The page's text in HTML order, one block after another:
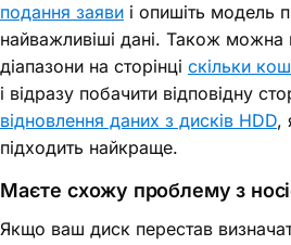
подання заяви і опишіть модель
найважливіші дані. Також можна
діапазони на сторінці скільки
і відразу побачити відповідну
відновлення даних з дисків HDD,
підходить найкраще.
Маєте схожу проблему з
Якщо ваш диск перестав